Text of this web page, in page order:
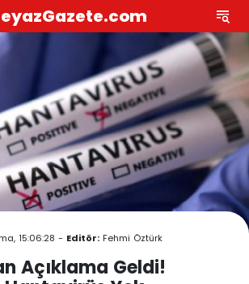
15:06:28 - Editör: Fehmi Öztürk
Açıklama Geldi!